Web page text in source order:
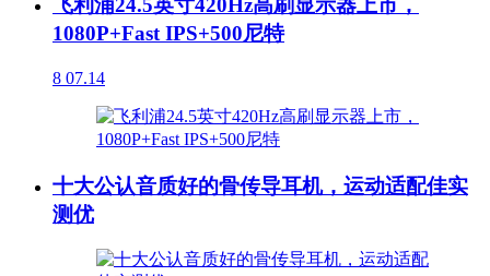
飞利浦24.5英寸420Hz高刷显示器上市，
1080P+Fast IPS+500尼特
8 07.14
十大公认音质好的骨传导耳机，运动适配佳实
测优